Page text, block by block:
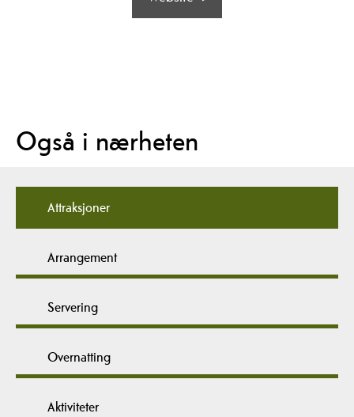
Også i nærheten
Attraksjoner
Arrangement
Servering
Overnatting
Aktiviteter